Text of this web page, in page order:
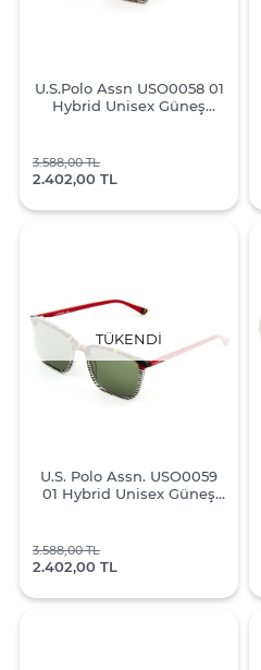
U.S.Polo Assn USO0058 01
Hybrid Unisex Güneş
2.402,00 TL
3.588,00 TL
TÜKENDI
U.S. Polo Assn. USO0059
01 Hybrid Unisex Güneş
2.402,00 TL
3.588,00 TL